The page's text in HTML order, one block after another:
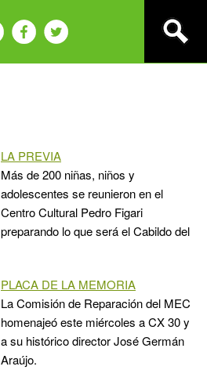
LA PREVIA
Más de 200 niñas, niños y
adolescentes se reunieron en el
Centro Cultural Pedro Figari
preparando lo que será el Cabildo del
PLACA DE LA MEMORIA
La Comisión de Reparación del MEC
homenajeó este miércoles a CX 30 y
a su histórico director José Germán
Araújo.